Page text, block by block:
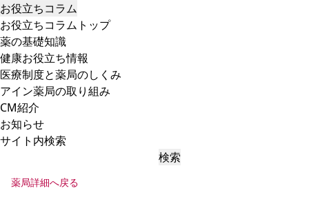
お役立ちコラム
お役立ちコラムトップ
薬の基礎知識
健康お役立ち情報
医療制度と薬局のしくみ
アイン薬局の取り組み
CM紹介
お知らせ
サイト内検索
検索
薬局詳細へ戻る